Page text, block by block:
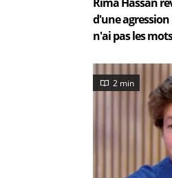
d'une
n'ai pas les
2 min